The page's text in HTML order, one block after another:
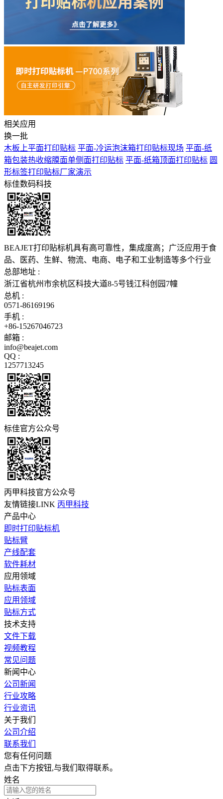
相关应用
换一批
木板上平面打印贴标 平面-冷运泡沫箱打印贴标现场 平面-纸
箱包装热收缩膜面单侧面打印贴标 平面-纸箱顶面打印贴标 圆
形标签打印贴标厂家演示
标佳数码科技
BEAJET打印贴标机具有高可靠性，集成度高；广泛应用于食
品、医药、生鲜、物流、电商、电子和工业制造等多个行业
总部地址 :
浙江省杭州市余杭区科技大道8-5号钱江科创园7幢
总机 :
0571-86169196
手机 :
+86-15267046723
邮箱 :
info@beajet.com
QQ :
1257713245
标佳官方公众号
丙甲科技官方公众号
友情链接LINK 丙甲科技
产品中心
即时打印贴标机
贴标臂
产线配套
软件耗材
应用领域
贴标表面
应用领域
贴标方式
技术支持
文件下载
视频教程
常见问题
新闻中心
公司新闻
行业攻略
行业资讯
关于我们
公司介绍
联系我们
您有任何问题
点击下方按钮,与我们取得联系。
姓名